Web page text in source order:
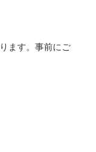
ます。事前にご